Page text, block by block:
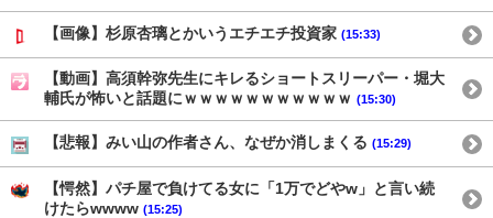
【画像】杉原杏璃とかいうエチエチ投資家 (15:33)
【動画】高須幹弥先生にキレるショートスリーパー・堀大
輔氏が怖いと話題にｗｗｗｗｗｗｗｗｗｗｗ (15:30)
【悲報】みい山の作者さん、なぜか消しまくる (15:29)
【愕然】パチ屋で負けてる女に「1万でどやw」と言い続
けたらwwww (15:25)